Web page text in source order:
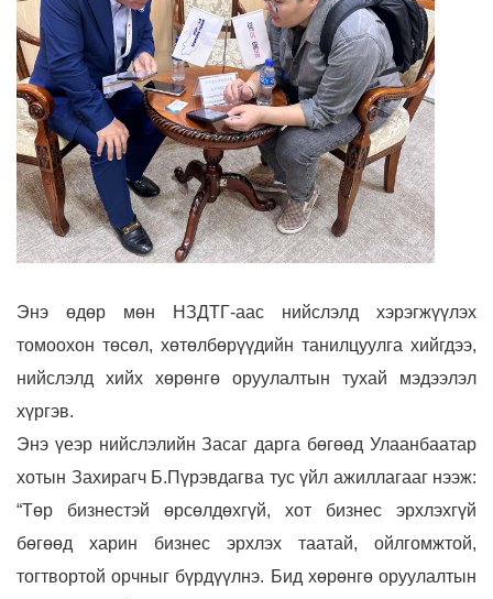
Энэ өдөр мөн НЗДТГ-аас нийслэлд хэрэгжүүлэх
томоохон төсөл, хөтөлбөрүүдийн танилцуулга хийгдээ,
нийслэлд хийх хөрөнгө оруулалтын тухай мэдээлэл
хүргэв.
Энэ үеэр нийслэлийн Засаг дарга бөгөөд Улаанбаатар
хотын Захирагч Б.Пүрэвдагва тус үйл ажиллагааг нээж:
“Төр бизнестэй өрсөлдөхгүй, хот бизнес эрхлэхгүй
бөгөөд харин бизнес эрхлэх таатай, ойлгомжтой,
тогтвортой орчныг бүрдүүлнэ. Бид хөрөнгө оруулалтын